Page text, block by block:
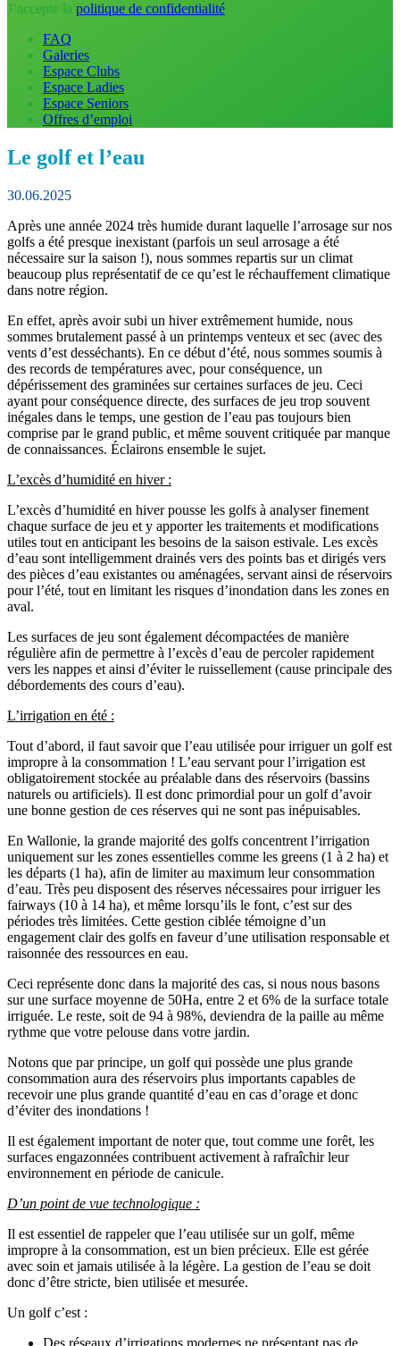
J’accepte la politique de confidentialité
FAQ
Galeries
Espace Clubs
Espace Ladies
Espace Seniors
Offres d’emploi
Le golf et l’eau
30.06.2025
Après une année 2024 très humide durant laquelle l’arrosage sur nos
golfs a été presque inexistant (parfois un seul arrosage a été
nécessaire sur la saison !), nous sommes repartis sur un climat
beaucoup plus représentatif de ce qu’est le réchauffement climatique
dans notre région.
En effet, après avoir subi un hiver extrêmement humide, nous
sommes brutalement passé à un printemps venteux et sec (avec des
vents d’est desséchants). En ce début d’été, nous sommes soumis à
des records de températures avec, pour conséquence, un
dépérissement des graminées sur certaines surfaces de jeu. Ceci
ayant pour conséquence directe, des surfaces de jeu trop souvent
inégales dans le temps, une gestion de l’eau pas toujours bien
comprise par le grand public, et même souvent critiquée par manque
de connaissances. Éclairons ensemble le sujet.
L’excès d’humidité en hiver :
L’excès d’humidité en hiver pousse les golfs à analyser finement
chaque surface de jeu et y apporter les traitements et modifications
utiles tout en anticipant les besoins de la saison estivale. Les excès
d’eau sont intelligemment drainés vers des points bas et dirigés vers
des pièces d’eau existantes ou aménagées, servant ainsi de réservoirs
pour l’été, tout en limitant les risques d’inondation dans les zones en
aval.
Les surfaces de jeu sont également décompactées de manière
régulière afin de permettre à l’excès d’eau de percoler rapidement
vers les nappes et ainsi d’éviter le ruissellement (cause principale des
débordements des cours d’eau).
L’irrigation en été :
Tout d’abord, il faut savoir que l’eau utilisée pour irriguer un golf est
impropre à la consommation ! L’eau servant pour l’irrigation est
obligatoirement stockée au préalable dans des réservoirs (bassins
naturels ou artificiels). Il est donc primordial pour un golf d’avoir
une bonne gestion de ces réserves qui ne sont pas inépuisables.
En Wallonie, la grande majorité des golfs concentrent l’irrigation
uniquement sur les zones essentielles comme les greens (1 à 2 ha) et
les départs (1 ha), afin de limiter au maximum leur consommation
d’eau. Très peu disposent des réserves nécessaires pour irriguer les
fairways (10 à 14 ha), et même lorsqu’ils le font, c’est sur des
périodes très limitées. Cette gestion ciblée témoigne d’un
engagement clair des golfs en faveur d’une utilisation responsable et
raisonnée des ressources en eau.
Ceci représente donc dans la majorité des cas, si nous nous basons
sur une surface moyenne de 50Ha, entre 2 et 6% de la surface totale
irriguée. Le reste, soit de 94 à 98%, deviendra de la paille au même
rythme que votre pelouse dans votre jardin.
Notons que par principe, un golf qui possède une plus grande
consommation aura des réservoirs plus importants capables de
recevoir une plus grande quantité d’eau en cas d’orage et donc
d’éviter des inondations !
Il est également important de noter que, tout comme une forêt, les
surfaces engazonnées contribuent activement à rafraîchir leur
environnement en période de canicule.
D’un point de vue technologique :
Il est essentiel de rappeler que l’eau utilisée sur un golf, même
impropre à la consommation, est un bien précieux. Elle est gérée
avec soin et jamais utilisée à la légère. La gestion de l’eau se doit
donc d’être stricte, bien utilisée et mesurée.
Un golf c’est :